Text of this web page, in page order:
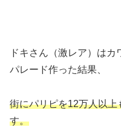
ドキさん（激レア）は
パレード作った結果、
街にパリピを12万人以
す。